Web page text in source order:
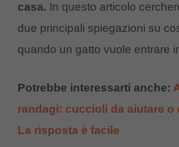
casa. In questo articolo
due principali spiegazioni su
quando un gatto vuole entrare
Potrebbe interessarti anche:
randagi: cuccioli da aiutare o
La risposta è facile